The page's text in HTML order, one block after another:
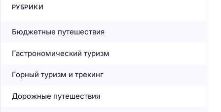
РУБРИКИ
Бюджетные путешествия
Гастрономический туризм
Горный туризм и трекинг
Дорожные путешествия